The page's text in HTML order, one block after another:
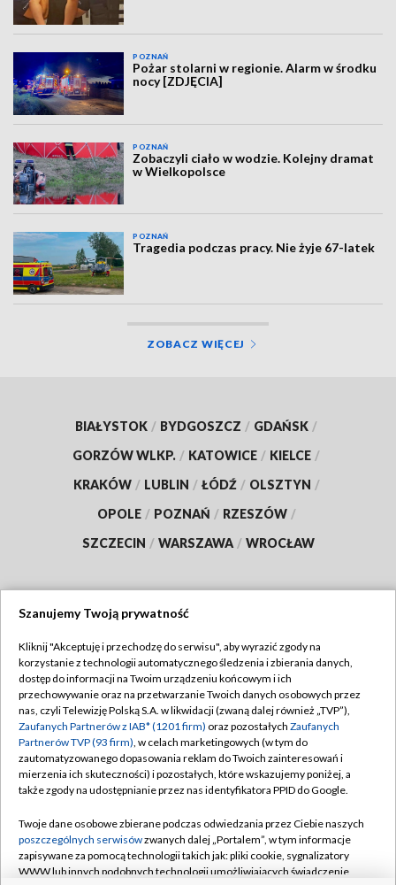
POZNAŃ
Pożar stolarni w regionie. Alarm w środku
nocy [ZDJĘCIA]
POZNAŃ
Zobaczyli ciało w wodzie. Kolejny dramat
w Wielkopolsce
POZNAŃ
Tragedia podczas pracy. Nie żyje 67-latek
ZOBACZ WIĘCEJ
BIAŁYSTOK / BYDGOSZCZ / GDAŃSK /
GORZÓW WLKP. / KATOWICE / KIELCE /
KRAKÓW / LUBLIN / ŁÓDŹ / OLSZTYN /
OPOLE / POZNAŃ / RZESZÓW /
SZCZECIN / WARSZAWA / WROCŁAW
TVP
Abonament TVP
Emisja w TVP
Centrum informacji TVP
Naziemna Telewizja Cyfrowa
Rada Programowa
System NOS
Regulamin TVP
Polityka prywatności
Moje zgody
Pomoc
Kontakt
Szanujemy Twoją prywatność
Kliknij "Akceptuję i przechodzę do serwisu", aby wyrazić zgody na
korzystanie z technologii automatycznego śledzenia i zbierania danych,
dostęp do informacji na Twoim urządzeniu końcowym i ich
przechowywanie oraz na przetwarzanie Twoich danych osobowych przez
nas, czyli Telewizję Polską S.A. w likwidacji (zwaną dalej również „TVP”),
Zaufanych Partnerów z IAB* (1201 firm) oraz pozostałych Zaufanych
Partnerów TVP (93 firm), w celach marketingowych (w tym do
zautomatyzowanego dopasowania reklam do Twoich zainteresowań i
mierzenia ich skuteczności) i pozostałych, które wskazujemy poniżej, a
także zgody na udostępnianie przez nas identyfikatora PPID do Google.
Twoje dane osobowe zbierane podczas odwiedzania przez Ciebie naszych
poszczególnych serwisówzwanych dalej „Portalem”, w tym informacje
zapisywane za pomocą technologii takich jak: pliki cookie, sygnalizatory
WWW lub innych podobnych technologii umożliwiających świadczenie